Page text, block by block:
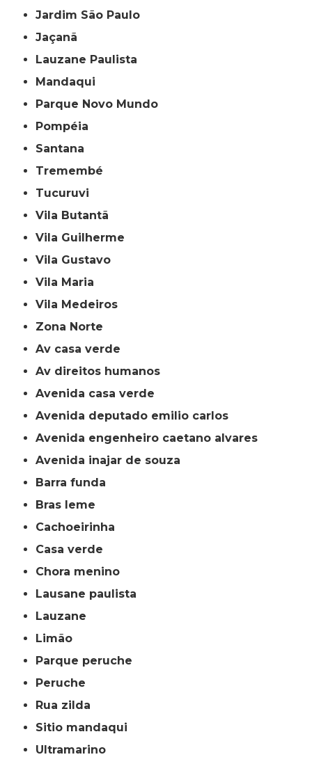
Jardim São Paulo
Jaçanã
Lauzane Paulista
Mandaqui
Parque Novo Mundo
Pompéia
Santana
Tremembé
Tucuruvi
Vila Butantã
Vila Guilherme
Vila Gustavo
Vila Maria
Vila Medeiros
Zona Norte
av casa verde
av direitos humanos
avenida casa verde
avenida deputado emilio carlos
avenida engenheiro caetano alvares
avenida inajar de souza
barra funda
bras leme
cachoeirinha
casa verde
chora menino
lausane paulista
lauzane
limão
parque peruche
peruche
rua zilda
sitio mandaqui
ultramarino